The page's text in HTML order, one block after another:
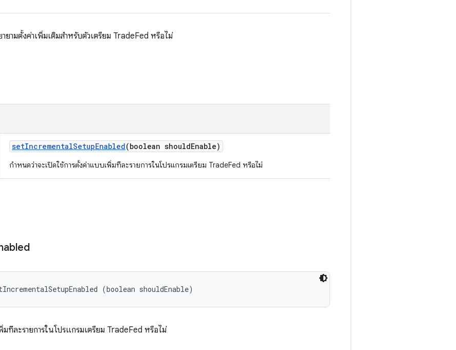
ามตั้งค่าเพิ่มเติมสำหรับตัวเตรียม TradeFed หรือไม่
setIncrementalSetupEnabled(boolean shouldEnable)
กำหนดว่าจะเปิดใช้การตั้งค่าแบบเพิ่มทีละรายการในโปรแกรมเตรียม TradeFed หรือไม่
(boolean shouldEnable)
ทีละรายการในโปรแกรมเตรียม TradeFed หรือไม่